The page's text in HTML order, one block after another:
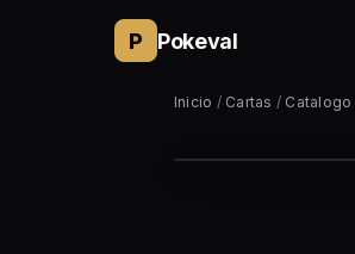
P Pokeval
Inicio / Cartas / Catalogo